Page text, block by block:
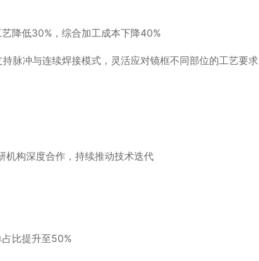
降低30%，综合加工成本下降40%
脉冲与连续焊接模式，灵活应对镜框不同部位的工艺要求
机构深度合作，持续推动技术迭代
比提升至50%